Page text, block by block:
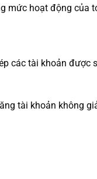
mức hoạt động của
các tài khoản được
tài khoản không